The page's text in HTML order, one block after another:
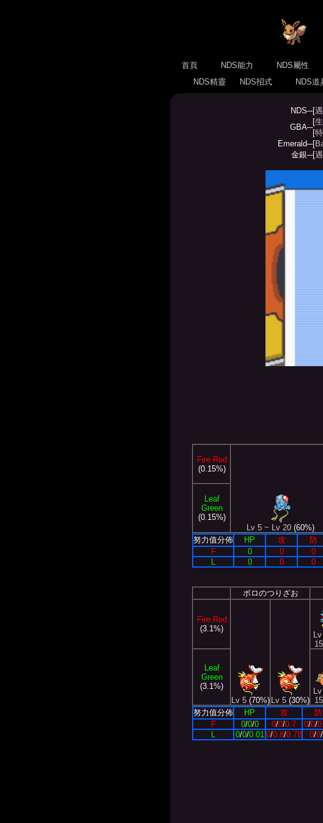
首頁 NDS能力 NDS屬性
NDS精靈
NDS招式 NDS道
NDS─[
GBA─
[
[
Emerald─[
金銀─[
Fire Red
(0.15%)
Lv 5 ~ Lv 20 (60%)
Leaf
Green
(0.15%)
努力值分佈
HP 攻 防
F
0 0 0
L
0 0 0
ボロのつりざお
Fire Red
(3.1%)
Lv 5 (70%) Lv 5 (30%)
15
Leaf
Green
(3.1%)
15
努力值分佈
HP 攻 防
F
0/0/0 0/0/0.7 0/0/
0/0/0.01 0/0.8/0.78 0/0/